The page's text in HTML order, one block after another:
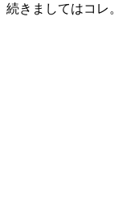
続きましてはコレ。